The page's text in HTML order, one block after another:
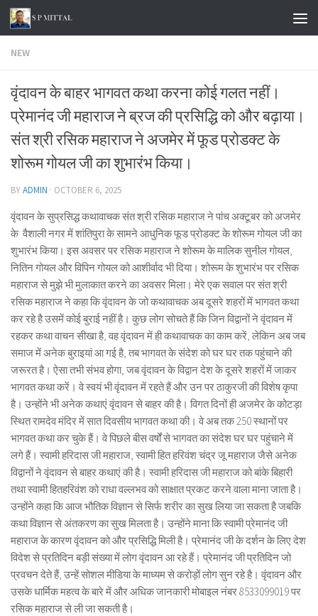
Skip to content
NEW
वृंदावन के बाहर भागवत कथा करना कोई गलत नहीं।
प्रेमानंद जी महाराज ने ब्रज की प्रसिद्धि को और बढ़ाया।
संत श्री रसिक महाराज ने अजमेर में फूड प्रोडक्ट के
शोरूम गोयल जी का शुभारंभ किया।
BYADMIN · OCTOBER 6, 2025
वृंदावन के सुप्रसिद्ध कथावाचक संत श्री रसिक महाराज ने पांच अक्टूबर को अजमेर
के वैशाली नगर में शांतिपुरा के सामने आधुनिक फूड प्रोडक्ट के शोरूम गोयल जी का
शुभारंभ किया। इस अवसर पर रसिक महाराज ने शोरूम के मालिक सुनील गोयल,
नितिन गोयल और विपिन गोयल को आशीर्वाद भी दिया। शोरूम के शुभारंभ पर रसिक
महाराज से मुझे भी मुलाकात करने का अवसर मिला। मेरे एक सवाल पर संत श्री
रसिक महाराज ने कहा कि वृंदावन के जो कथावाचक अब दूसरे शहरों में भागवत कथा
कर रहे है उसमें कोई बुराई नहीं है। कुछ लोग सोचते हैं कि जिन विद्वानों ने वृंदावन में
रहकर कथा वाचन सीखा है, वह वृंदावन में ही कथावाचक का काम करें, लेकिन अब जब
समाज में अनेक बुराइयां आ गई है, तब भागवत के संदेश को घर घर तक पहुंचाने की
जरूरत है। ऐसा तभी संभव होगा, जब वृंदावन के विद्वान देश के दूसरे शहरों में जाकर
भागवत कथा करें। वे स्वयं भी वृंदावन में रहते हैं और उन पर ठाकुरजी की विशेष कृपा
है। उन्होंने भी अनेक कथाएं वृंदावन से बाहर की है। विगत दिनों ही अजमेर के कोटड़ा
स्थित रामदेव मंदिर में सात दिवसीय भागवत कथा की। वे अब तक 250 स्थानों पर
भागवत कथा कर चुके हैं। वे पिछले बीस वर्षों से भागवत का संदेश घर घर पहुंचाने में
लगे हैं। स्वामी हरिदास जी महाराज, स्वामी हित हरिवंश चंद्र जू महाराज जैसे अनेक
विद्वानों ने वृंदावन से बाहर कथाएं की है। स्वामी हरिदास जी महाराज को बांके बिहारी
तथा स्वामी हितहरिवंश को राधा वल्लभव को साक्षात प्रकट करने वाला माना जाता है।
उन्होंने कहा कि आज भौतिक विज्ञान से सिर्फ शरीर का सुख लिया जा सकता है जबकि
कथा विज्ञान से अंतकरण का सुख मिलता है। उन्होंने माना कि स्वामी प्रेमानंद जी
महाराज के कारण वृंदावन को और प्रसिद्धि मिली है। प्रेमानंद जी के दर्शन के लिए देश
विदेश से प्रतिदिन बड़ी संख्या में लोग वृंदावन आ रहे हैं। प्रेमानंद जी प्रतिदिन जो
प्रवचन देते हैं, उन्हें सोशल मीडिया के माध्यम से करोड़ों लोग सुन रहे है। वृंदावन और
उसके धार्मिक महत्व के बारे में और अधिक जानकारी मोबाइल नंबर 8533099019 पर
रसिक महाराज से ली जा सकती है।